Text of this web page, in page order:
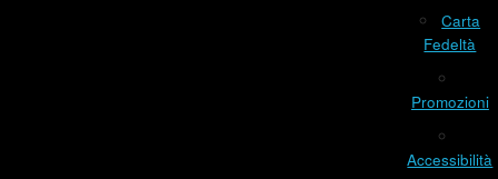
Carta
Fedeltà
Promozioni
Accessibilità